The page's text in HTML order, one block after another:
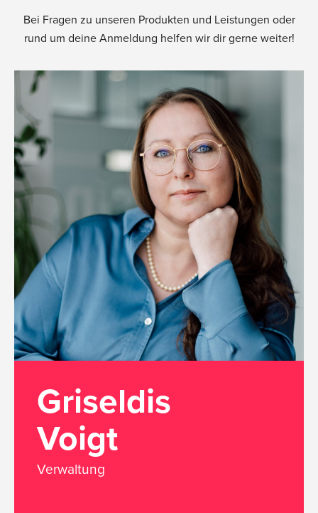
Bei Fragen zu unseren Produkten und Leistungen oder
rund um deine Anmeldung helfen wir dir gerne weiter!
Griseldis
Voigt
Verwaltung